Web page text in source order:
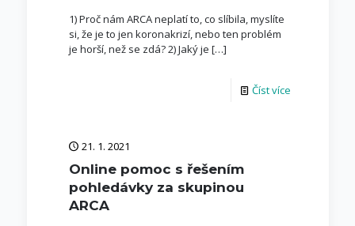
1) Proč nám ARCA neplatí to, co slíbila, myslíte
si, že je to jen koronakrizí, nebo ten problém
je horší, než se zdá? 2) Jaký je […]
Číst více
21. 1. 2021
Online pomoc s řešením
pohledávky za skupinou
ARCA